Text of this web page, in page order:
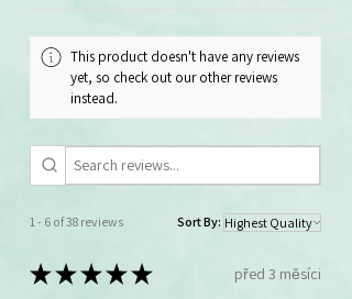
This product doesn't have any reviews
yet, so check out our other reviews
instead.
1 - 6 of 38 reviews Sort By:
★★★★★ před 3 měsíci